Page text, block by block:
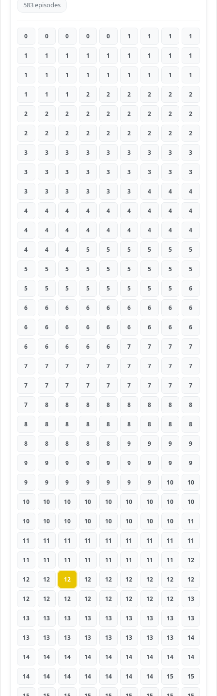
583 episodes
0 0 0 0 0 1 1 1 1
1 1 1 1 1 1 1 1 1
1 1 1 1 1 1 1 1 1
1 1 1 2 2 2 2 2 2
2 2 2 2 2 2 2 2 2
2 2 2 2 2 2 2 2 2
3 3 3 3 3 3 3 3 3
3 3 3 3 3 3 3 3 3
3 3 3 3 3 3 4 4 4
4 4 4 4 4 4 4 4 4
4 4 4 4 4 4 4 4 4
4 4 4 5 5 5 5 5 5
5 5 5 5 5 5 5 5 5
5 5 5 5 5 5 5 5 6
6 6 6 6 6 6 6 6 6
6 6 6 6 6 6 6 6 6
6 6 6 6 6 7 7 7 7
7 7 7 7 7 7 7 7 7
7 7 7 7 7 7 7 7 7
7 8 8 8 8 8 8 8 8
8 8 8 8 8 8 8 8 8
8 8 8 8 8 9 9 9 9
9 9 9 9 9 9 9 9 9
9 9 9 9 9 9 9 10 10
10 10 10 10 10 10 10 10 10
10 10 10 10 10 10 10 10 11
11 11 11 11 11 11 11 11 11
11 11 11 11 11 11 11 11 12
12 12 12 12 12 12 12 12 12
12 12 12 12 12 12 12 12 13
13 13 13 13 13 13 13 13 13
13 13 13 13 13 13 13 13 14
14 14 14 14 14 14 14 14 14
14 14 14 14 14 14 14 15 15